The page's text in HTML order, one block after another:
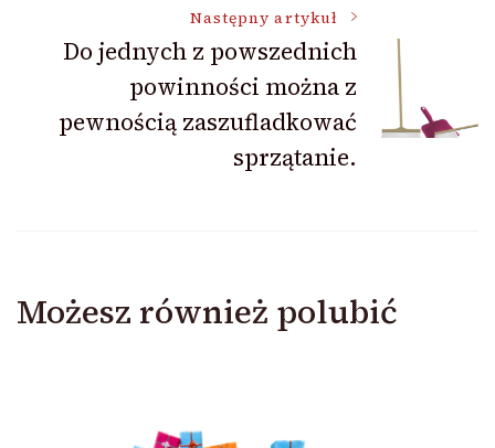
Następny artykuł
Do jednych z powszednich
powinności można z
pewnością zaszufladkować
sprzątanie.
Możesz również polubić